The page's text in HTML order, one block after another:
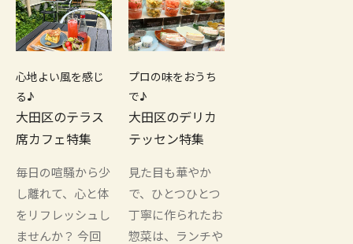
心地よい風を感じ
る♪
大田区のテラス
席カフェ特集
毎日の喧騒から少
し離れて、心と体
をリフレッシュし
ませんか？ 今回
プロの味をおうち
で♪
大田区のデリカ
テッセン特集
見た目も華やか
で、ひとつひとつ
丁寧に作られたお
惣菜は、ランチや